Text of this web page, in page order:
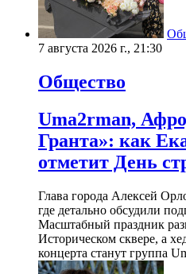
7 августа 2026 г., 21:30
Общество
Uma2rman,
Гранта»: как
отметит День
Глава города Алексей
где детально обсудили
Масштабный праздник
Историческом сквере, а
концерта станут группа